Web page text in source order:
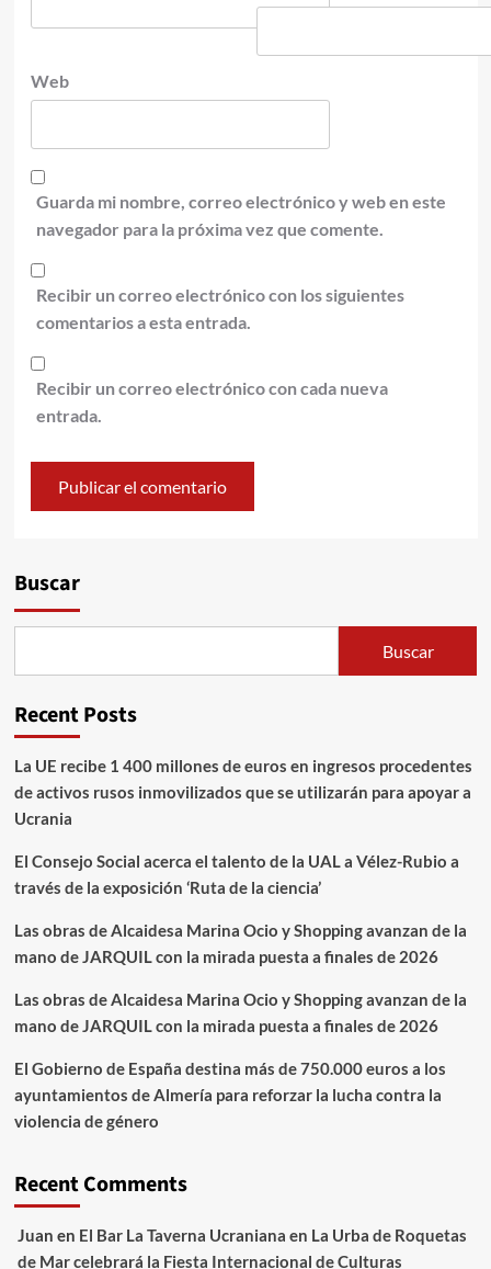
Web
Guarda mi nombre, correo electrónico y web en este
navegador para la próxima vez que comente.
Recibir un correo electrónico con los siguientes
comentarios a esta entrada.
Recibir un correo electrónico con cada nueva
entrada.
Buscar
Buscar
Recent Posts
La UE recibe 1 400 millones de euros en ingresos procedentes
de activos rusos inmovilizados que se utilizarán para apoyar a
Ucrania
El Consejo Social acerca el talento de la UAL a Vélez-Rubio a
través de la exposición ‘Ruta de la ciencia’
Las obras de Alcaidesa Marina Ocio y Shopping avanzan de la
mano de JARQUIL con la mirada puesta a finales de 2026
Las obras de Alcaidesa Marina Ocio y Shopping avanzan de la
mano de JARQUIL con la mirada puesta a finales de 2026
El Gobierno de España destina más de 750.000 euros a los
ayuntamientos de Almería para reforzar la lucha contra la
violencia de género
Recent Comments
Juan en El Bar La Taverna Ucraniana en La Urba de Roquetas
de Mar celebrará la Fiesta Internacional de Culturas